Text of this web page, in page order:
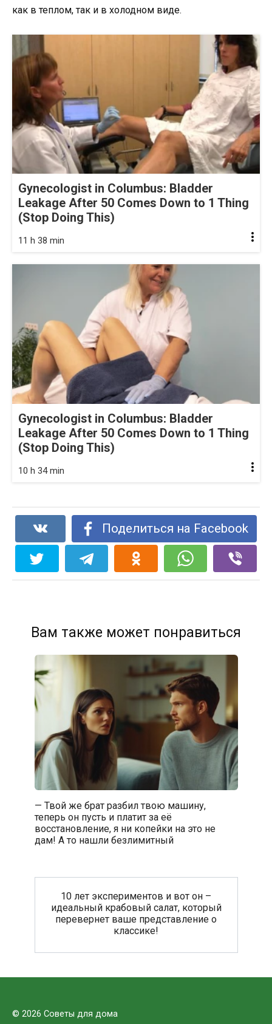
как в теплом, так и в холодном виде.
Gynecologist in Columbus: Bladder
Leakage After 50 Comes Down to 1 Thing
(Stop Doing This)
11 h 38 min
Gynecologist in Columbus: Bladder
Leakage After 50 Comes Down to 1 Thing
(Stop Doing This)
10 h 34 min
Поделиться на Facebook
Вам также может понравиться
— Твой же брат разбил твою машину,
теперь он пусть и платит за её
восстановление, я ни копейки на это не
дам! А то нашли безлимитный
10 лет экспериментов и вот он –
идеальный крабовый салат, который
перевернет ваше представление о
классике!
© 2026 Советы для дома